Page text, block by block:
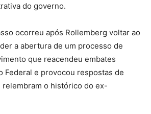
do governo.
ocorreu após Rollemberg voltar ao
a abertura de um processo de
que reacendeu embates
Federal e provocou respostas de
relembram o histórico do ex-